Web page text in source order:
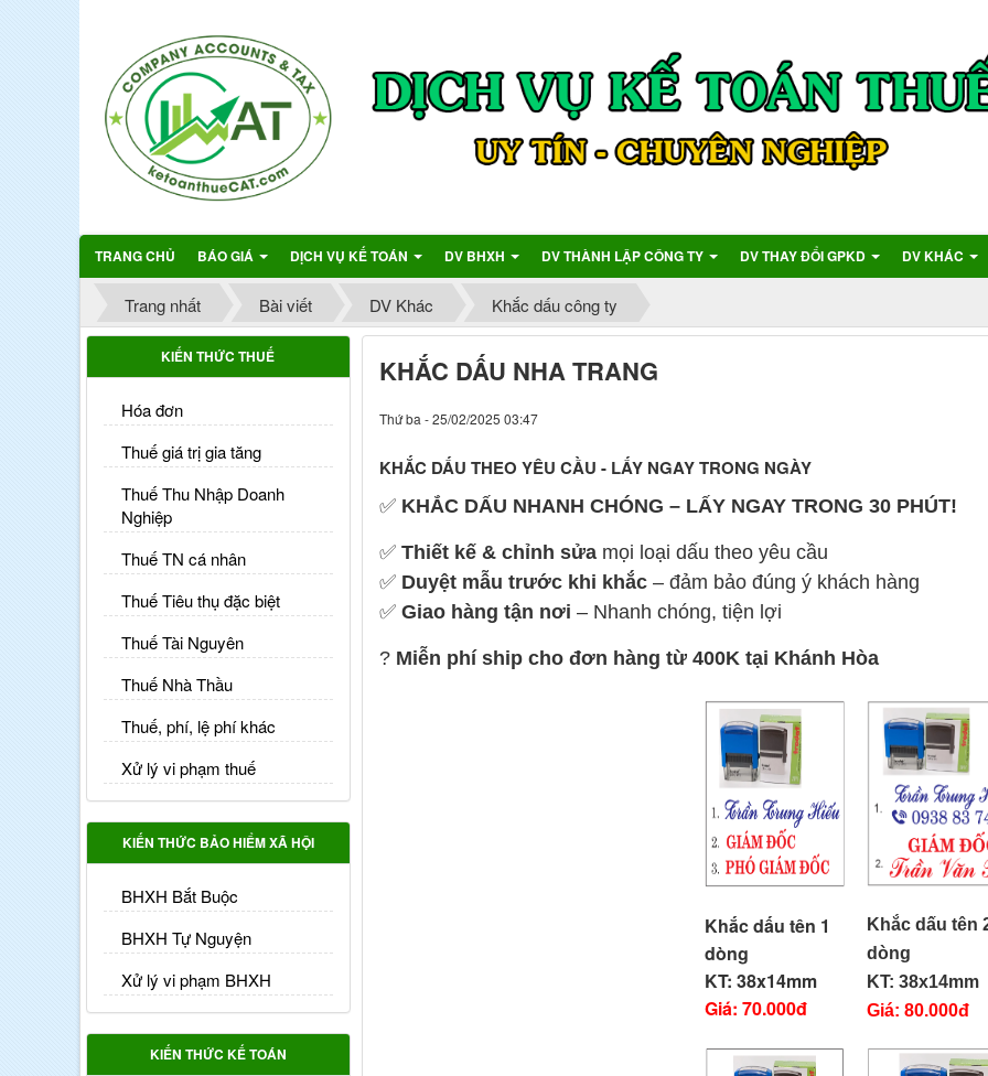
TRANG CHỦ BÁO GIÁ DỊCH VỤ KẾ TOÁN DV BHXH DV THÀNH LẬP CÔNG TY DV THAY ĐỔI GPKD DV KHÁC
Trang nhất Bài viết DV Khác Khắc dấu công ty
KHẮC DẤU NHA TRANG
Thứ ba - 25/02/2025 03:47
KHẮC DẤU THEO YÊU CẦU - LẤY NGAY TRONG NGÀY
✅ KHẮC DẤU NHANH CHÓNG – LẤY NGAY TRONG 30 PHÚT!
✅ Thiết kế & chỉnh sửamọi loại dấu theo yêu cầu
✅ Duyệt mẫu trước khi khắc– đảm bảo đúng ý khách hàng
✅ Giao hàng tận nơi – Nhanh chóng, tiện lợi
? Miễn phí ship cho đơn hàng từ 400K tại Khánh Hòa
Khắc dấu tên 1
dòng
KT: 38x14mm
Giá: 70.000đ
Khắc dấu tên
dòng
KT: 38x14mm
Giá: 80.000đ
KIẾN THỨC THUẾ
Hóa đơn
Thuế giá trị gia tăng
Thuế Thu Nhập Doanh
Nghiệp
Thuế TN cá nhân
Thuế Tiêu thụ đặc biệt
Thuế Tài Nguyên
Thuế Nhà Thầu
Thuế, phí, lệ phí khác
Xử lý vi phạm thuế
KIẾN THỨC BẢO HIỂM XÃ HỘI
BHXH Bắt Buộc
BHXH Tự Nguyện
Xử lý vi phạm BHXH
KIẾN THỨC KẾ TOÁN